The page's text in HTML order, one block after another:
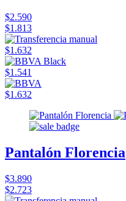
$2.590
$1.813
$1.632
$1.541
$1.632
Pantalón Florencia
$3.890
$2.723